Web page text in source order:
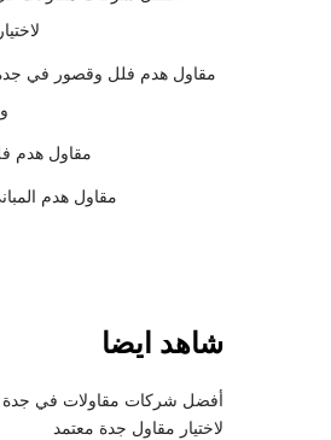
مقاول هدم فلل وقصور في
مقاول هدم
مقاول هدم
شاهد ايضا
أفضل شركات مقاولات في جدة
لاختيار مقاول جدة معتمد